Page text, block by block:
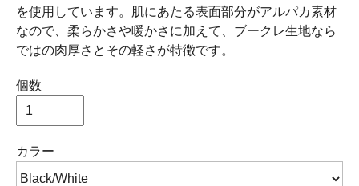
を使用しています。肌にあたる表面部分がアルパカ素材
なので、柔らかさや暖かさに加えて、ブークレ生地なら
ではの肉厚さとその軽さが特徴です。
個数
カラー